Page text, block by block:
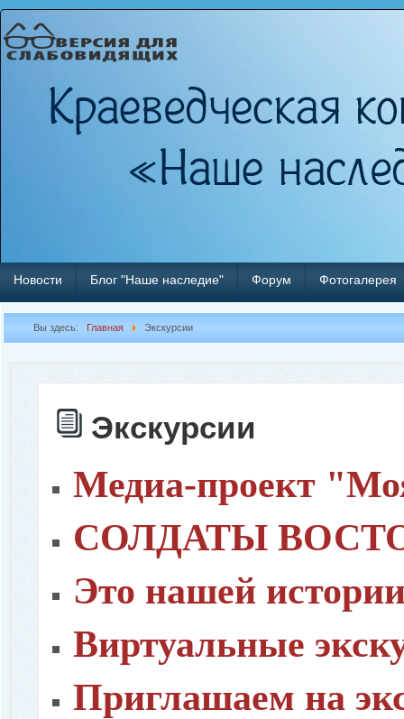
Новости Блог "Наше наследие" Форум Фотогалерея
Вы здесь: Главная Экскурсии
Экскурсии
Медиа-проект
СОЛДАТЫ
Это нашей
Виртуальные
Приглашаем на